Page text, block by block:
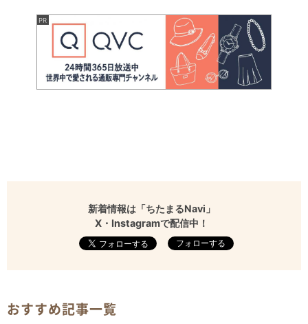
新着情報は「ちたまるNavi」
X・Instagramで配信中！
フォローする
おすすめ記事一覧